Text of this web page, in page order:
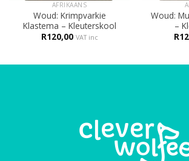
AFRIKAANS
Woud: Krimpvarkie
Klastema – Kleuterskool
R120,00 VAT inc
Woud:
–
R